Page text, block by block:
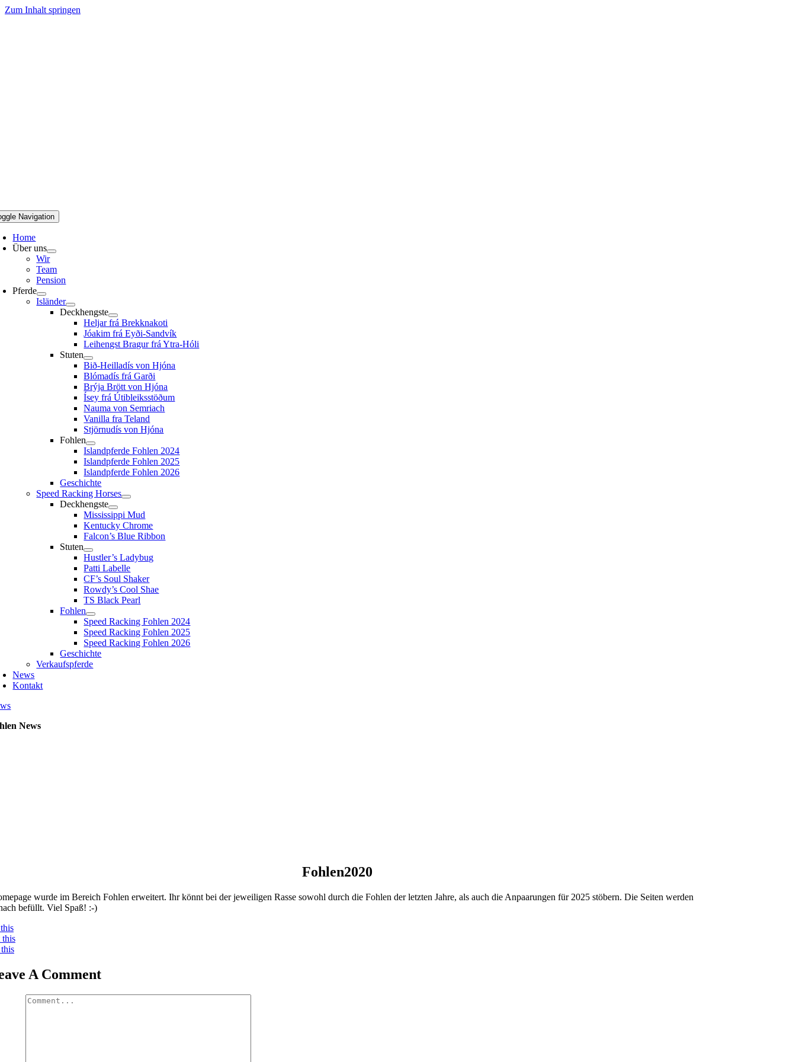
Zum Inhalt springen
Navigation
Home
Über uns
Wir
Team
Pension
Pferde
Isländer
Deckhengste
Heljar frá Brekknakoti
Jóakim frá Eyði-Sandvík
Leihengst Bragur frá Ytra-Hóli
Stuten
Bið-Heilladís von Hjóna
Blómadís frá Garði
Brýja Brött von Hjóna
Ísey frá Útibleiksstöðum
Nauma von Semriach
Vanilla fra Teland
Stjörnudís von Hjóna
Fohlen
Islandpferde Fohlen 2024
Islandpferde Fohlen 2025
Islandpferde Fohlen 2026
Geschichte
Speed Racking Horses
Deckhengste
Mississippi Mud
Kentucky Chrome
Falcon’s Blue Ribbon
Stuten
Hustler’s Ladybug
Patti Labelle
CF’s Soul Shaker
Rowdy’s Cool Shae
TS Black Pearl
Fohlen
Speed Racking Fohlen 2024
Speed Racking Fohlen 2025
Speed Racking Fohlen 2026
Geschichte
Verkaufspferde
News
Kontakt
News
Fohlen2020
wurde im Bereich Fohlen erweitert. Ihr könnt bei der jeweiligen Rasse sowohl durch die Fohlen der letzten Jahre, als auch die Anpaarungen für 2025 stöbern. Die Seiten werden
befüllt. Viel Spaß! :-)
this
A Comment